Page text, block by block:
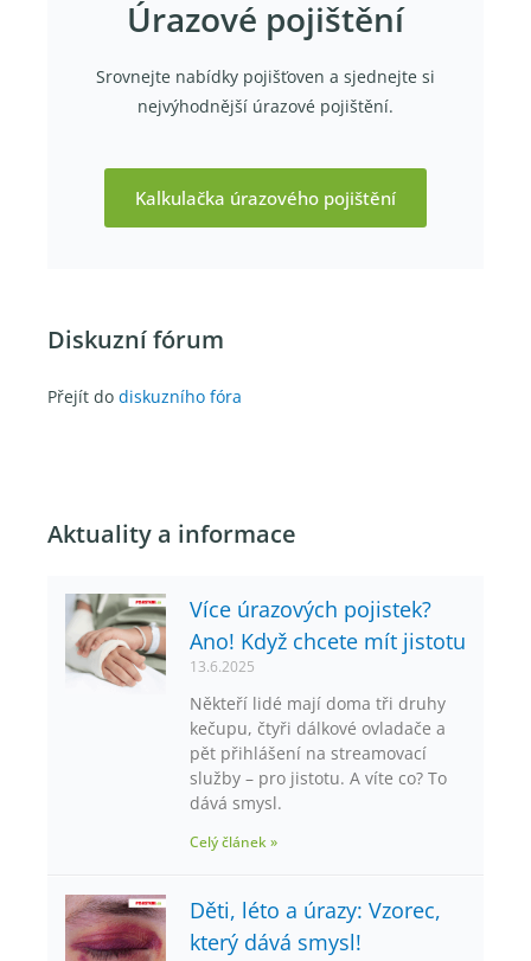
Úrazové pojištění
Srovnejte nabídky pojišťoven a sjednejte si
nejvýhodnější úrazové pojištění.
Kalkulačka úrazového pojištění
Diskuzní fórum
Přejít do diskuzního fóra
Aktuality a informace
Více úrazových pojistek?
Ano! Když chcete mít jistotu
13.6.2025
Někteří lidé mají doma tři druhy
kečupu, čtyři dálkové ovladače a
pět přihlášení na streamovací
služby – pro jistotu. A víte co? To
dává smysl.
Celý článek »
Děti, léto a úrazy: Vzorec,
který dává smysl!